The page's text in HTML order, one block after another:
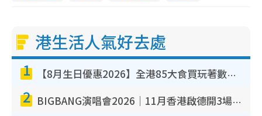
港生活人氣好去處
1 【8月生日優惠2026】全港85大食買玩著數攻略 自助餐/火鍋放題同行免費＋誠品/DONKI送現金券
2 BIGBANG演唱會2026｜11月香港啟德開3場！實名制VIP申請、優先購票攻略